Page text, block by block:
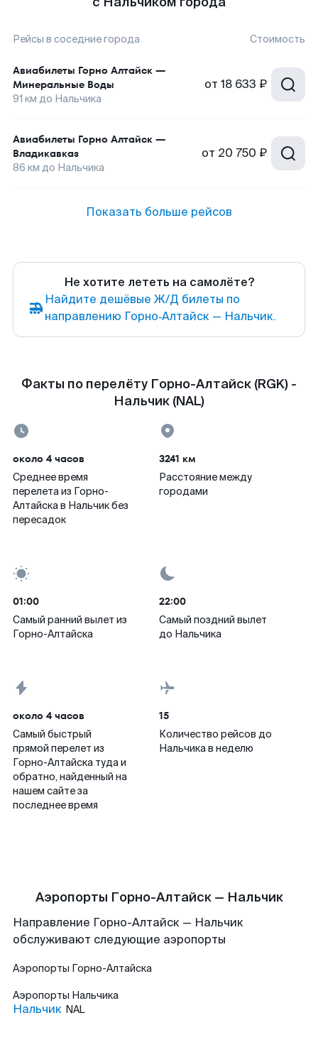
Рейсы в соседние города Стоимость
Авиабилеты Горно Алтайск —
Минеральные Воды
91 км до Нальчика
от 18 633 ₽
Авиабилеты Горно Алтайск —
Владикавказ
86 км до Нальчика
от 20 750 ₽
Показать больше рейсов
Не хотите лететь на самолёте?
Найдите дешёвые Ж/Д билеты по
направлению Горно‑Алтайск — Нальчик.
Факты по перелёту Горно-Алтайск (RGK) -
Нальчик (NAL)
около 4 часов
Среднее время
перелета из Горно-
Алтайска в Нальчик без
пересадок
3241 км
Расстояние между
городами
01:00
Самый ранний вылет из
Горно-Алтайска
22:00
Самый поздний вылет
до Нальчика
около 4 часов
Самый быстрый
прямой перелет из
Горно-Алтайска туда и
обратно, найденный на
нашем сайте за
последнее время
15
Количество рейсов до
Нальчика в неделю
Аэропорты Горно-Алтайск — Нальчик
Направление Горно-Алтайск — Нальчик
обслуживают следующие аэропорты
Аэропорты Горно-Алтайска
Аэропорты Нальчика
Нальчик NAL